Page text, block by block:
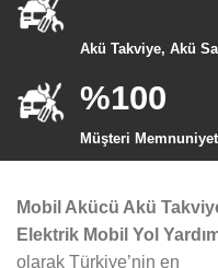
Akü Takviye, Akü
%100
Müşteri
Mobil Akücü Akü
Elektrik Mobil Yol
olarak Türkiye’nin en